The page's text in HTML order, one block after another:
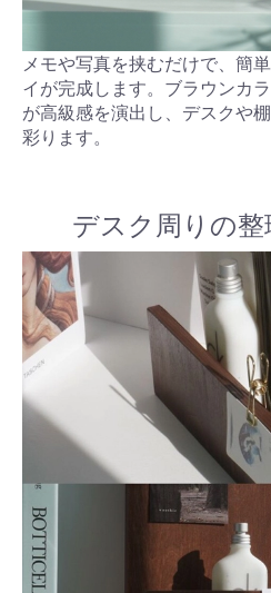
メモや写真を挟むだけで、簡
イが完成します。ブラウンカ
が高級感を演出し、デスクや
彩ります。
デスク周りの